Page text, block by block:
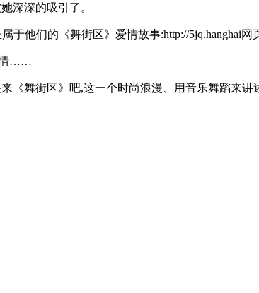
深深的吸引了。
他们的《舞街区》爱情故事:http://5jq.hanghai网页
情……
《舞街区》吧,这一个时尚浪漫、用音乐舞蹈来讲